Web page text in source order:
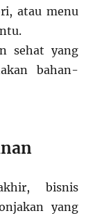
atau menu
sehat yang
bahan-
bisnis
yang